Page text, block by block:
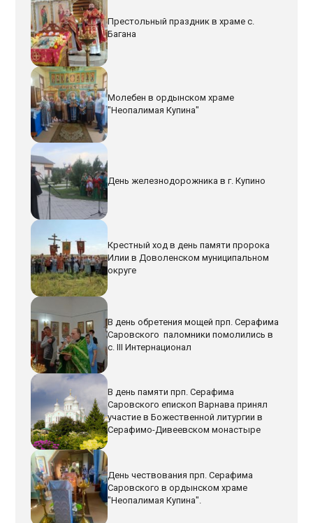
Престольный праздник в храме с.
Багана
Молебен в ордынском храме
"Неопалимая Купина"
День железнодорожника в г. Купино
Крестный ход в день памяти пророка
Илии в Доволенском муниципальном
округе
В день обретения мощей прп. Серафима
Саровского паломники помолились в
с. III Интернационал
В день памяти прп. Серафима
Саровского епископ Варнава принял
участие в Божественной литургии в
Серафимо-Дивеевском монастыре
День чествования прп. Серафима
Саровского в ордынском храме
"Неопалимая Купина".